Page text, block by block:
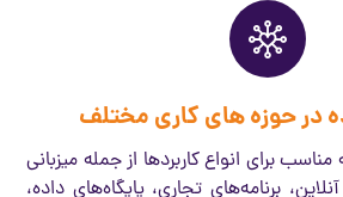
در حوزه های کاری مختلف
برای انواع کاربردها از جمله میزبانی
برنامه‌های تجاری، پایگاه‌های داده،